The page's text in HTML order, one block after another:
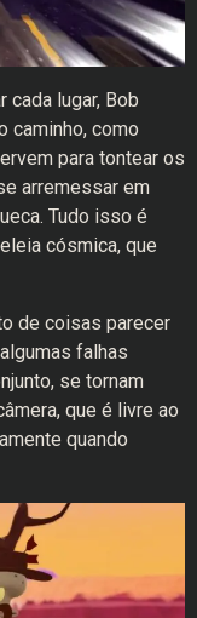
lugar, Bob
caminho, como
para tontear os
arremessar em
Tudo isso é
cósmica, que
de coisas parecer
falhas
se tornam
que é livre ao
quando